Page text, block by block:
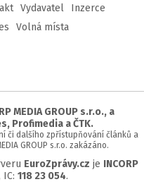
Vydavatel
Inzerce
Volná místa
MEDIA GROUP s.r.o., a
Profimedia a ČTK.
či dalšího zpřístupňování článků a
GROUP s.r.o. zakázáno.
EuroZprávy.cz je INCORP
, IC: 118 23 054.